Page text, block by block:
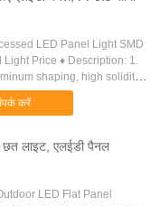
LED Panel Light SMD
Price ♦ Description: 1.
shaping, high solidity
of the lamp is
करें
लाइट, एलईडी पैनल
LED Flat Panel